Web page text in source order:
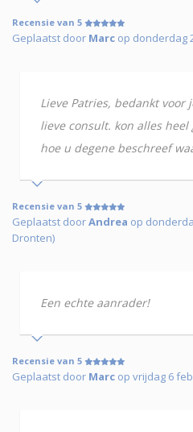
Recensie van 5
Geplaatst door Marc op donderdag
Lieve Patries, bedankt
lieve consult. kon alles
hoe u degene beschreef
Recensie van 5
Geplaatst doorAndrea op
Dronten)
Een echte aanrader!
Recensie van 5
Geplaatst door Marc op vrijdag 6